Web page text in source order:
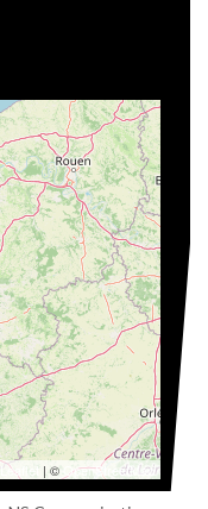
Leaflet | © OpenStreetMap